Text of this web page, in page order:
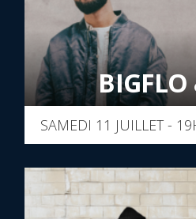
BIGFLO
SAMEDI 11 JUILLET -